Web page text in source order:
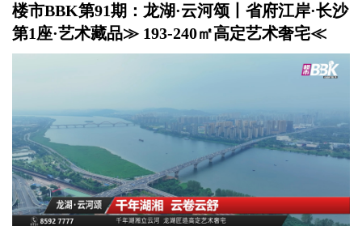
楼市BBK第91期：龙湖·云河颂丨省府江岸·长沙
第1座·艺术藏品≫ 193-240㎡高定艺术奢宅≪